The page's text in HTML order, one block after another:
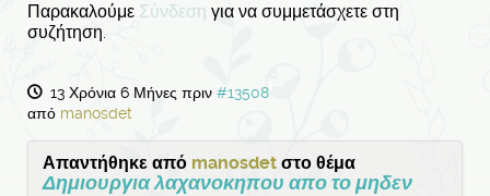
Παρακαλούμε Σύνδεση για να συμμετάσχετε στη
συζήτηση.
13 Χρόνια 6 Μήνες πριν #13508
από manosdet
Απαντήθηκε από manosdet στο θέμα
Δημιουργια λαχανοκηπου απο το μηδεν